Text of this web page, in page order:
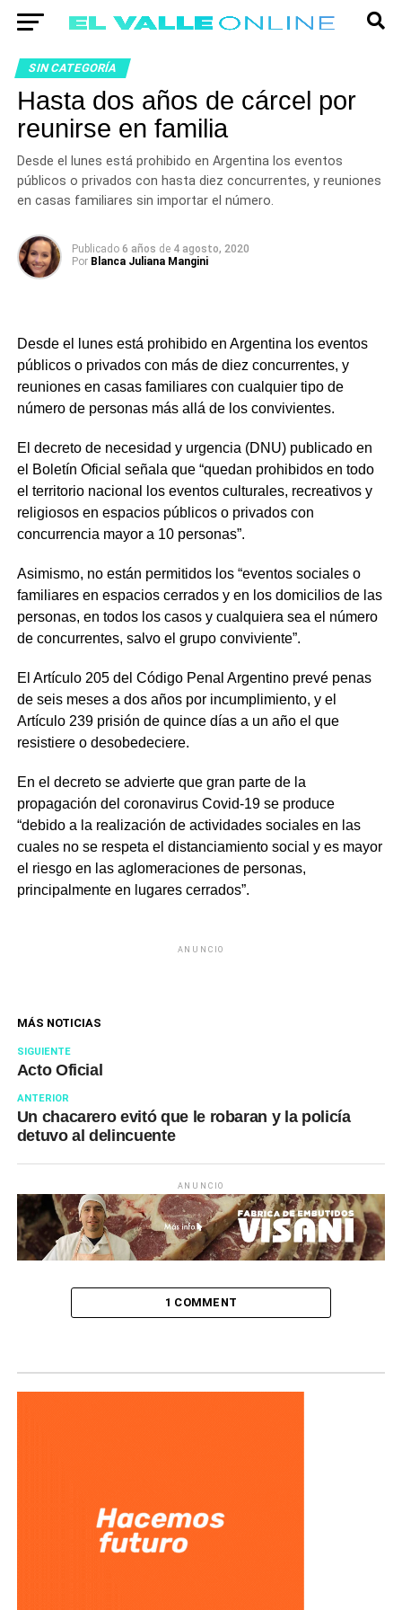
SIN CATEGORÍA
Hasta dos años de cárcel por
reunirse en familia
Desde el lunes está prohibido en Argentina los eventos
públicos o privados con hasta diez concurrentes, y reuniones
en casas familiares sin importar el número.
Publicado 6 años de 4 agosto, 2020
Por Blanca Juliana Mangini
Desde el lunes está prohibido en Argentina los eventos
públicos o privados con más de diez concurrentes, y
reuniones en casas familiares con cualquier tipo de
número de personas más allá de los convivientes.
El decreto de necesidad y urgencia (DNU) publicado en
el Boletín Oficial señala que “quedan prohibidos en todo
el territorio nacional los eventos culturales, recreativos y
religiosos en espacios públicos o privados con
concurrencia mayor a 10 personas”.
Asimismo, no están permitidos los “eventos sociales o
familiares en espacios cerrados y en los domicilios de las
personas, en todos los casos y cualquiera sea el número
de concurrentes, salvo el grupo conviviente”.
El Artículo 205 del Código Penal Argentino prevé penas
de seis meses a dos años por incumplimiento, y el
Artículo 239 prisión de quince días a un año el que
resistiere o desobedeciere.
En el decreto se advierte que gran parte de la
propagación del coronavirus Covid-19 se produce
“debido a la realización de actividades sociales en las
cuales no se respeta el distanciamiento social y es mayor
el riesgo en las aglomeraciones de personas,
principalmente en lugares cerrados”.
ANUNCIO
MÁS NOTICIAS
SIGUIENTE
Acto Oficial
ANTERIOR
Un chacarero evitó que le robaran y la policía
detuvo al delincuente
ANUNCIO
1 COMMENT